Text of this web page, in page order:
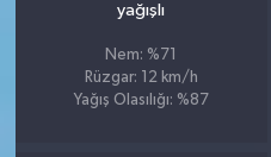
yağışlı
Nem: %71
Rüzgar: 12 km/h
Yağış Olasılığı: %87